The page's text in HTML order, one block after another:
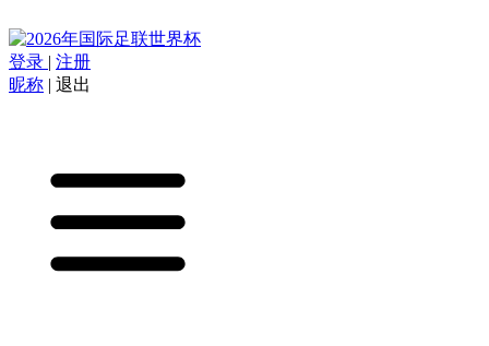
登录 | 注册
昵称 | 退出